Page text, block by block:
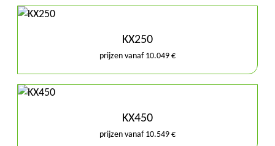
KX250
prijzen vanaf 10.049 €
KX450
prijzen vanaf 10.549 €